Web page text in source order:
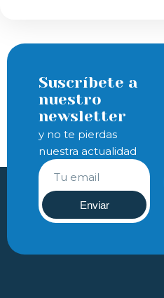
Suscríbete a
nuestro
newsletter
y no te pierdas
nuestra actualidad
Enviar